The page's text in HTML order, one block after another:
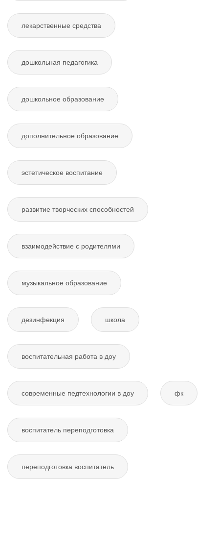
лекарственные средства
дошкольная педагогика
дошкольное образование
дополнительное образование
эстетическое воспитание
развитие творческих способностей
взаимодействие с родителями
музыкальное образование
дезинфекция школа
воспитательная работа в доу
современные педтехнологии в доу фк
воспитатель переподготовка
переподготовка воспитатель